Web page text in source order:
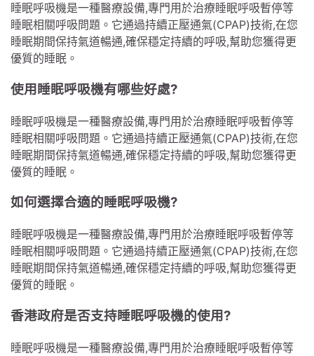
睡眠呼吸機是一種醫療設備,專門用於治療睡眠呼吸暫停等
睡眠相關呼吸問題。它通過持續正壓通氣(CPAP)技術,在您
睡眠期間保持氣道暢通,確保穩定持續的呼吸,幫助您獲得更
優質的睡眠。
使用睡眠呼吸機有哪些好處?
睡眠呼吸機是一種醫療設備,專門用於治療睡眠呼吸暫停等
睡眠相關呼吸問題。它通過持續正壓通氣(CPAP)技術,在您
睡眠期間保持氣道暢通,確保穩定持續的呼吸,幫助您獲得更
優質的睡眠。
如何選擇合適的睡眠呼吸機?
睡眠呼吸機是一種醫療設備,專門用於治療睡眠呼吸暫停等
睡眠相關呼吸問題。它通過持續正壓通氣(CPAP)技術,在您
睡眠期間保持氣道暢通,確保穩定持續的呼吸,幫助您獲得更
優質的睡眠。
香港政府是否支持睡眠呼吸機的使用?
睡眠呼吸機是一種醫療設備,專門用於治療睡眠呼吸暫停等